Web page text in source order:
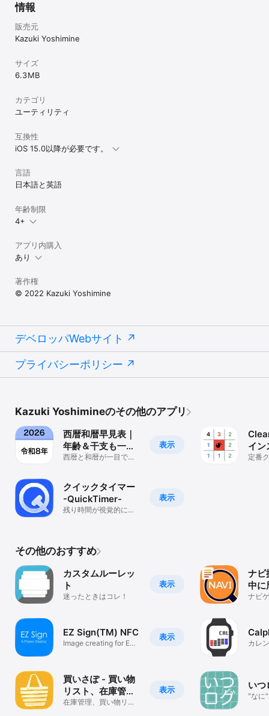
情報
販売元
Kazuki Yoshimine
サイズ
6.3 MB
カテゴリ
ユーティリティ
互換性
iOS 15.0以降が必要です。
言語
日本語と英語
年齢制限
4+
アプリ内購入
あり
著作権
©︎ 2022 Kazuki Yoshimine
デベロッパWebサイト
プライバシーポリシー
Kazuki Yoshimineのその他のアプリ
表示
西暦和暦早見表｜
年齢＆干支も一瞬
でチェック
西暦と和暦が一目でわ
表示
クイックタイマー
-QuickTimer-
残り時間が視覚的にわ
イン
定番
その他のおすすめ
表示
カスタムルーレッ
ト
迷ったときはコレ！
表示
EZ Sign(TM) NFC
Image creating for EZ
表示
買いさぽ - 買い物
リスト、在庫管
理、レシピリス
在庫管理、買い物リス
ナビ
中に
きる)
ナビ
カレ
いつ
"なに